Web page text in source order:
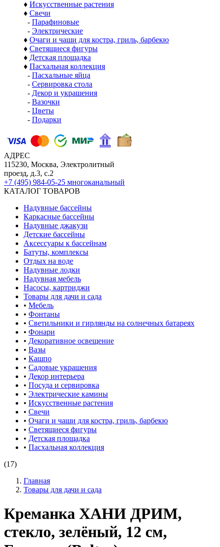
♦ Искусственные растения
♦ Свечи
- Парафиновые
- Электрические
♦ Очаги и чаши для костра, гриль, барбекю
♦ Светящиеся фигуры
♦ Детская площадка
♦ Пасхальная коллекция
- Пасхальные яйца
- Сервировка стола
- Декор и украшения
- Вазочки
- Цветы
- Подарки
АДРЕС
115230, Москва, Электролитный
проезд, д.3, с.2
+7 (495) 984-05-25 многоканальный
КАТАЛОГ ТОВАРОВ
Надувные бассейны
Каркасные бассейны
Надувные джакузи
Детские бассейны
Аксессуары к бассейнам
Батуты, комплексы
Отдых на воде
Надувные лодки
Надувная мебель
Насосы, картриджи
Товары для дачи и сада
• Мебель
• Фонтаны
• Светильники и гирлянды на солнечных батареях
• Фонари
• Декоративное освещение
• Вазы
• Кашпо
• Садовые украшения
• Декор интерьера
• Посуда и сервировка
• Электрические камины
• Искусственные растения
• Свечи
• Очаги и чаши для костра, гриль, барбекю
• Светящиеся фигуры
• Детская площадка
• Пасхальная коллекция
(17)
Главная
Товары для дачи и сада
Креманка ХАНИ ДРИМ,
стекло, зелёный, 12 см,